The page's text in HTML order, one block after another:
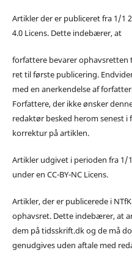
Artikler der er publiceret fra 1/1
4.0 Licens. Dette indebærer, at
forfattere bevarer ophavsretten
ret til første publicering.
med en anerkendelse af
Forfattere, der ikke ønsker
redaktør besked herom senest
korrektur på artiklen.
Artikler udgivet i perioden fra 1/
under en CC-BY-NC Licens.
Artikler, der er publicerede i
ophavsret. Dette indebærer, at
dem på tidsskrift.dk og de må
genudgives uden aftale med